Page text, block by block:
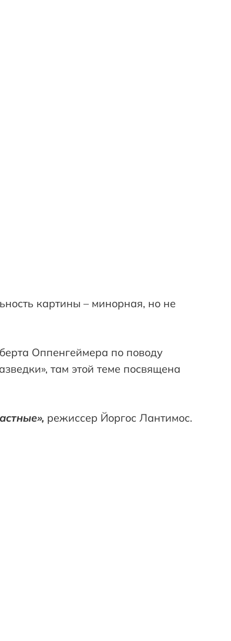
картины – минорная, но не
Оппенгеймера по поводу
там этой теме посвящена
режиссер Йоргос Лантимос.